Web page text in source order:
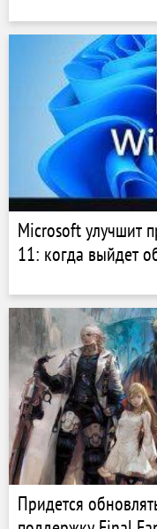
Microsoft улучшит
11: когда выйдет
Придется